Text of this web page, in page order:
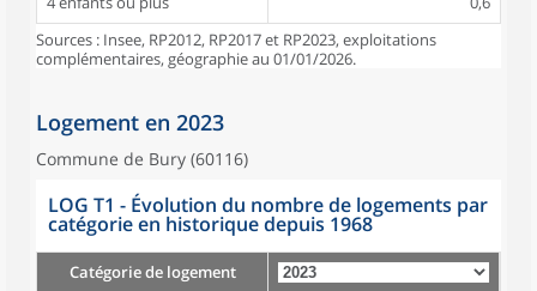
Sources : Insee, RP2012, RP2017 et RP2023, exploitations
complémentaires, géographie au 01/01/2026.
Logement en 2023
Commune de Bury (60116)
LOG T1 - Évolution du nombre de logements par
catégorie en historique depuis 1968
Catégorie de logement